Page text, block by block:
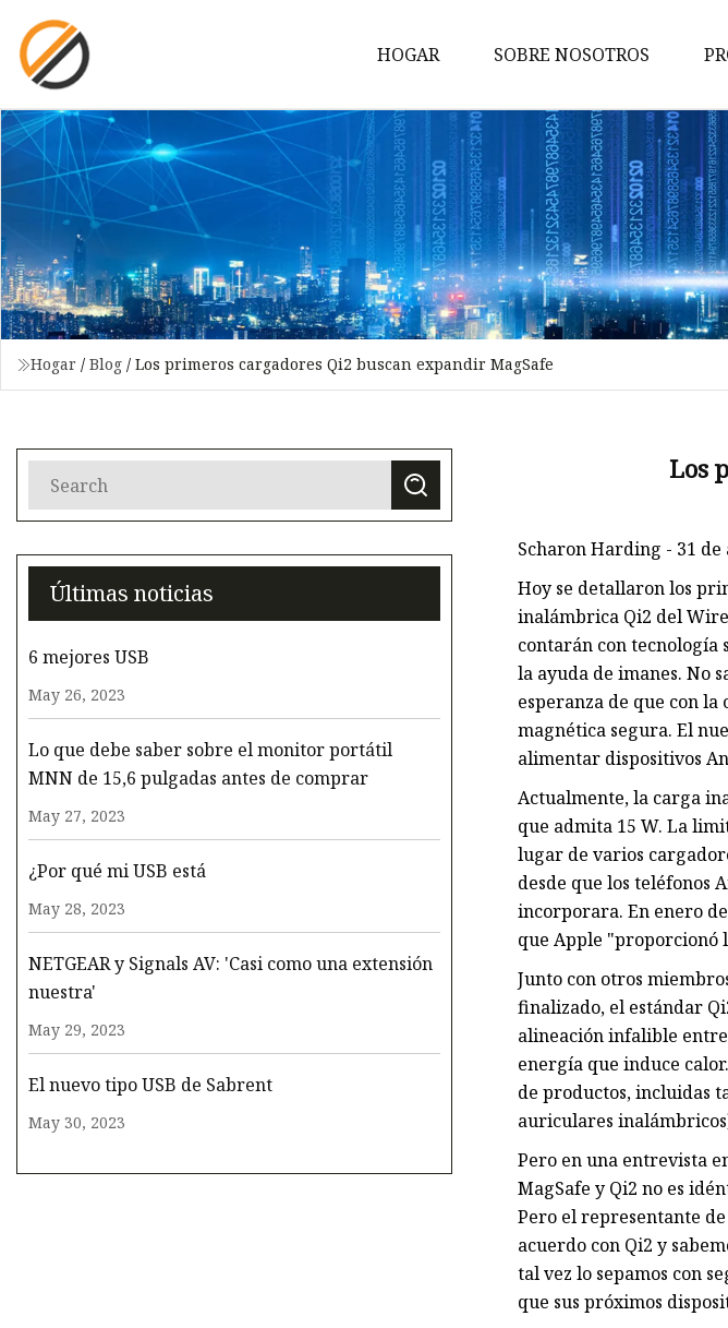
HOGAR SOBRE NOSOTROS
Hogar / Blog / Los primeros cargadores Qi2 buscan expandir MagSafe
Últimas noticias
6 mejores USB
May 26, 2023
Lo que debe saber sobre el monitor portátil
MNN de 15,6 pulgadas antes de comprar
May 27, 2023
¿Por qué mi USB está
May 28, 2023
NETGEAR y Signals AV: 'Casi como una extensión
nuestra'
May 29, 2023
El nuevo tipo USB de Sabrent
May 30, 2023
Los
Scharon Harding - 31 de
Hoy se detallaron los
inalámbrica Qi2 del
contarán con tecnología
la ayuda de imanes. No
esperanza de que con
magnética segura. El
alimentar dispositivos
Actualmente, la carga
que admita 15 W. La
lugar de varios
desde que los teléfonos
incorporara. En enero
que Apple "proporcionó
Junto con otros
finalizado, el estándar
alineación infalible
energía que induce
de productos, incluidas
auriculares
Pero en una entrevista
MagSafe y Qi2 no es
Pero el representante
acuerdo con Qi2 y
tal vez lo sepamos con
que sus próximos